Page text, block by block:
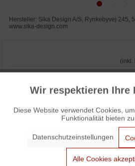
Hersteller: Sika Design A/S, Rynkebyvej 245,
www.sika-design.com
(inkl.
IN DEN
WUNSCHLISTE
3% Skonto bei Vorkasse: €
Funktionale
Wir respektieren Ihre
Diese Website verwendet Cookies,
Funktionalität bieten zu
Datenschutzeinstellungen
Alle Cookies